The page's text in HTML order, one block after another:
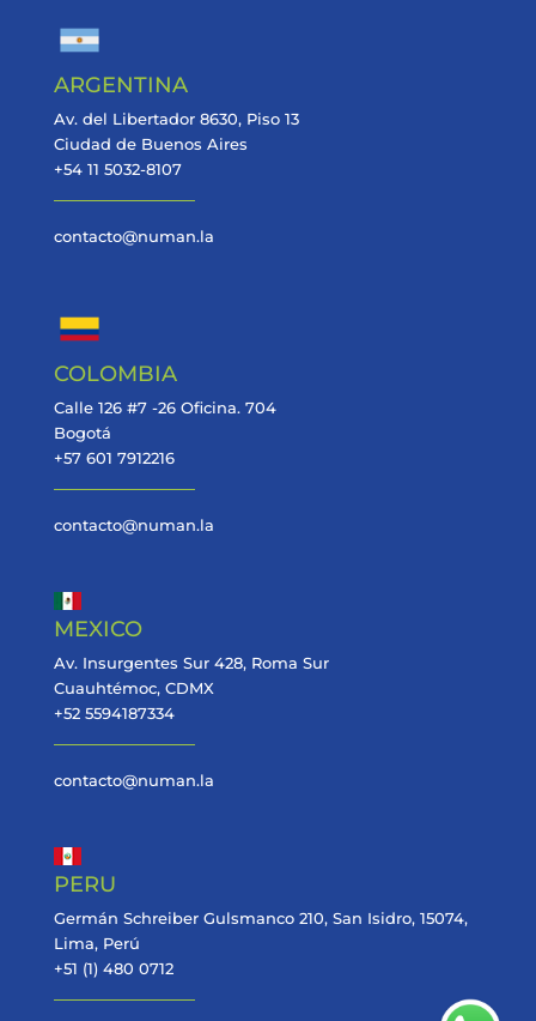
ARGENTINA
Av. del Libertador 8630, Piso 13
Ciudad de Buenos Aires
+54 11 5032-8107
contacto@numan.la
COLOMBIA
Calle 126 #7 -26 Oficina. 704
Bogotá
+57 601 7912216
contacto@numan.la
MEXICO
Av. Insurgentes Sur 428, Roma Sur
Cuauhtémoc, CDMX
+52 5594187334
contacto@numan.la
PERU
Germán Schreiber Gulsmanco 210, San Isidro, 15074,
Lima, Perú
+51 (1) 480 0712